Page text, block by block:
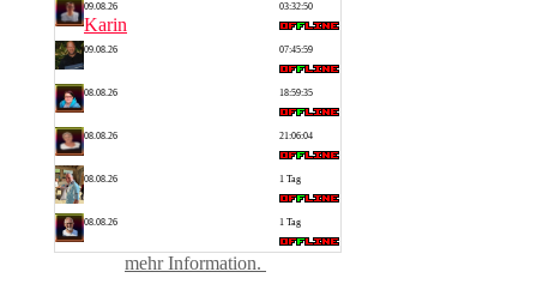
09.08.26
Karin
03:32:50
09.08.26 07:45:59
08.08.26 18:59:35
08.08.26 21:06:04
08.08.26 1 Tag
08.08.26 1 Tag
mehr Information.